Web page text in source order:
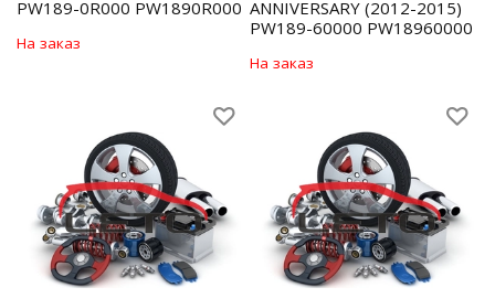
PW189-0R000 PW1890R000
На заказ
ANNIVERSARY (2012-2015)
PW189-60000 PW18960000
На заказ